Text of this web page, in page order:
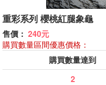
重彩系列 櫻桃紅腿象龜
售價： 240元
購買數量區間優惠價格：
購買數量達到
2